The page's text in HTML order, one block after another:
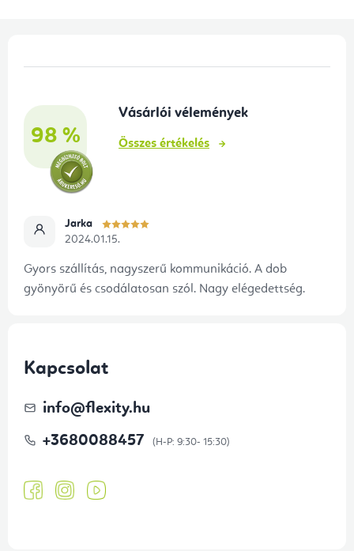
e
m
98 %
Vásárlói vélemények
Összes értékelés
Jarka
2024.01.15.
Gyors szállítás, nagyszerű kommunikáció. A dob
gyönyörű és csodálatosan szól. Nagy elégedettség.
Kapcsolat
info@flexity.hu
+3680088457